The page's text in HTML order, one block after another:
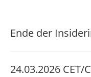
Ende der
24.03.2026 CET/